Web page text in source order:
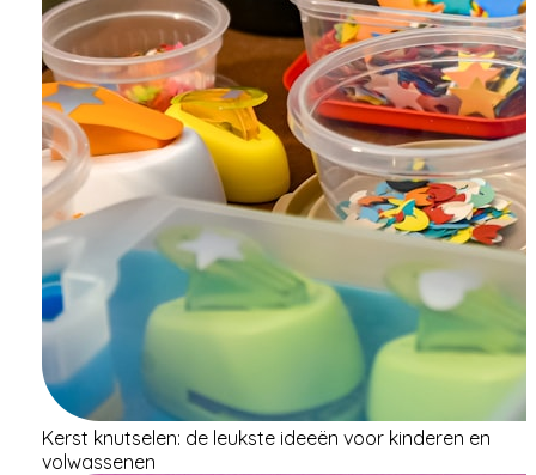
Kerst knutselen: de leukste ideeën voor kinderen en
volwassenen